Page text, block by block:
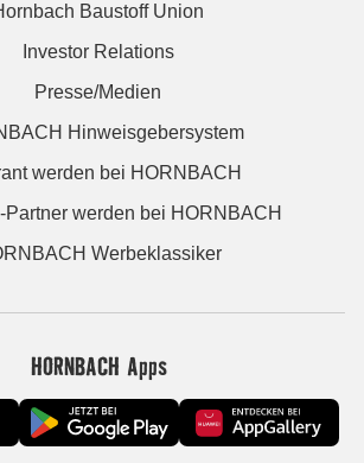
Baustoff Union
Investor Relations
Presse/Medien
Hinweisgebersystem
werden bei HORNBACH
Partner werden bei HORNBACH
Werbeklassiker
HORNBACH Apps